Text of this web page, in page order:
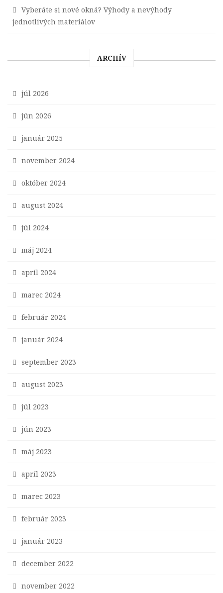
Vyberáte si nové okná? Výhody a nevýhody
jednotlivých materiálov
ARCHÍV
júl 2026
jún 2026
január 2025
november 2024
október 2024
august 2024
júl 2024
máj 2024
apríl 2024
marec 2024
február 2024
január 2024
september 2023
august 2023
júl 2023
jún 2023
máj 2023
apríl 2023
marec 2023
február 2023
január 2023
december 2022
november 2022